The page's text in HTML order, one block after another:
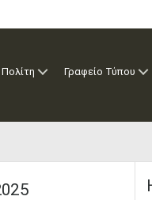
Πολίτη Γραφείο Τύπου